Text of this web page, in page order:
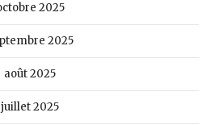
2025
2025
août 2025
juillet 2025